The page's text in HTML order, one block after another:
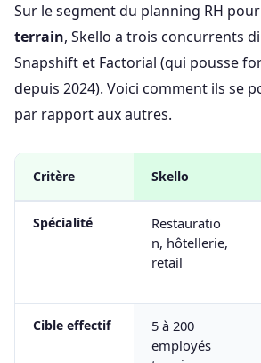
Sur le segment du planning RH
terrain, Skello a trois concurrents
Snapshift et Factorial (qui pousse
depuis 2024). Voici comment ils se
par rapport aux autres.
Critère Skello
Spécialité
Restauratio
n, hôtellerie,
retail
Cible effectif
5 à 200
employés